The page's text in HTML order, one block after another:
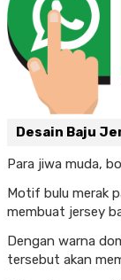
Desain Baju
Para jiwa muda,
Motif bulu merak
membuat jersey
Dengan warna
tersebut akan